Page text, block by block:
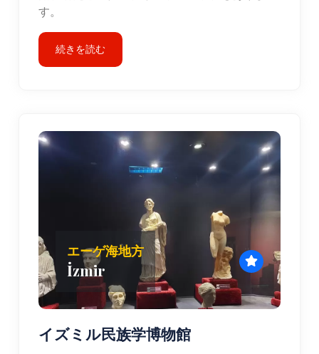
す。
続きを読む
エーゲ海地方
İzmir
イズミル民族学博物館